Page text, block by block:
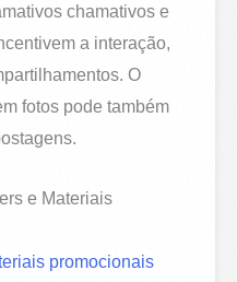
chamativos e
a interação,
O
fotos pode também
e Materiais
promocionais